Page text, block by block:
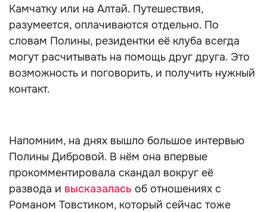
Камчатку или на Алтай. Путешествия,
разумеется, оплачиваются отдельно. По
словам Полины, резидентки её клуба всегда
могут расчитывать на помощь друг друга. Это
возможность и поговорить, и получить нужный
контакт.
Напомним, на днях вышло большое интервью
Полины Дибровой. В нём она впервые
прокомментировала скандал вокруг её
развода и высказалась об отношениях с
Романом Товстиком, который сейчас тоже